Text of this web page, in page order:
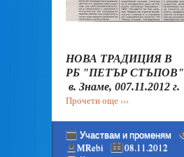
НОВА ТРАДИЦИЯ В
РБ "ПЕТЪР СТЪПОВ"
в. Знаме, 007.11.2012 г.
Прочети още ›››
Участвам и променям
MRebi
08.11.2012